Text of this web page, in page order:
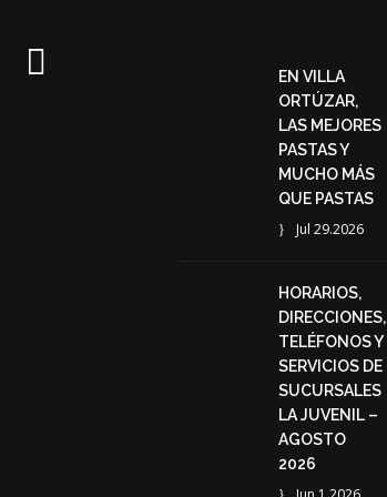
EN VILLA
ORTÚZAR,
LAS MEJORES
PASTAS Y
MUCHO MÁS
QUE PASTAS
Jul 29.2026
HORARIOS,
DIRECCIONES,
TELÉFONOS Y
SERVICIOS DE
SUCURSALES
LA JUVENIL –
AGOSTO
2026